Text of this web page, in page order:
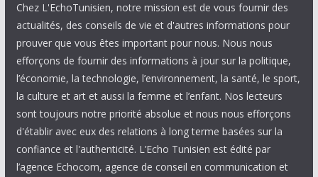
Chez L'EchoTunisien, notre mission est de vous fournir des
actualités, des conseils de vie et d'autres informations pour
prouver que vous êtes important pour nous. Nous nous
efforçons de fournir des informations à jour sur la politique,
l’économie, la technologie, l’environnement, la santé, le sport,
la culture et art et aussi la femme et l’enfant. Nos lecteurs
sont toujours notre priorité absolue et nous nous efforçons
d'établir avec eux des relations à long terme basées sur la
confiance et l'authenticité. L’Echo Tunisien est édité par
l’agence Echocom, agence de conseil en communication et